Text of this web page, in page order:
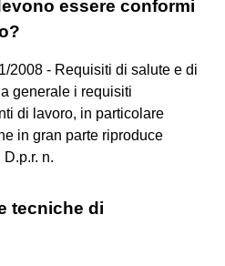
essere conformi
2008 - Requisiti di salute e di
generale i requisiti
di lavoro, in particolare
in gran parte riproduce
n.
tecniche di